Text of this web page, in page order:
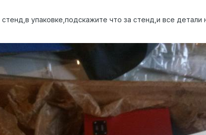
упаковке,подскажите что за стенд,и все